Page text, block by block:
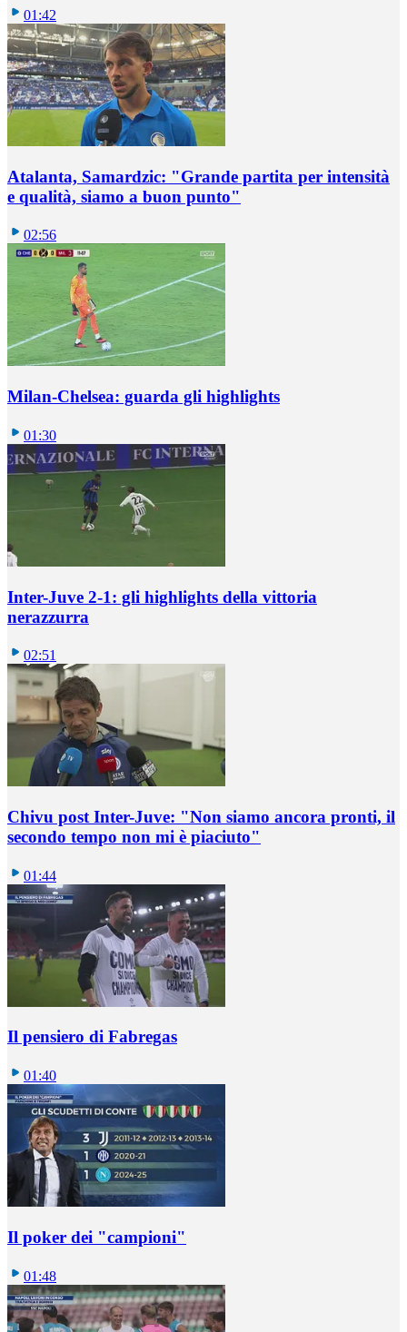
01:42
Atalanta, Samardzic: "Grande partita per intensità
e qualità, siamo a buon punto"
02:56
Milan-Chelsea: guarda gli highlights
01:30
Inter-Juve 2-1: gli highlights della vittoria
nerazzurra
02:51
Chivu post Inter-Juve: "Non siamo ancora pronti, il
secondo tempo non mi è piaciuto"
01:44
Il pensiero di Fabregas
01:40
Il poker dei "campioni"
01:48